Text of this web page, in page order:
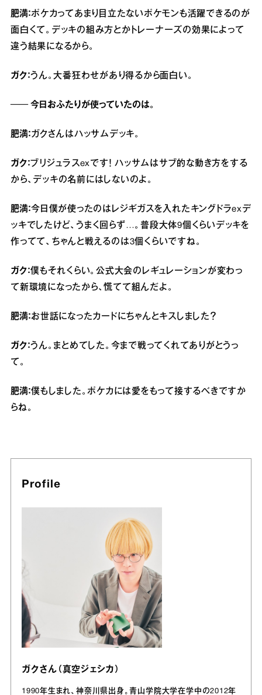
肥満：ポケカってあまり目立たないポケモンも活躍できるのが
面白くて。デッキの組み方とかトレーナーズの効果によって
違う結果になるから。
ガク：うん。大番狂わせがあり得るから面白い。
── 今日おふたりが使っていたのは。
肥満：ガクさんはハッサムデッキ。
ガク： ブリジュラスexです！ ハッサムはサブ的な動き方をする
から、デッキの名前にはしないのよ。
肥満：今日僕が使ったのはレジギガスを入れたキングドラexデ
ッキでしたけど、うまく回らず…。普段大体9個くらいデッキを
作ってて、ちゃんと戦えるのは3個くらいですね。
ガク：僕もそれくらい。公式大会のレギュレーションが変わっ
て新環境になったから、慌てて組んだよ。
肥満：お世話になったカードにちゃんとキスしました？
ガク：うん。まとめてした。今まで戦ってくれてありがとうっ
て。
肥満：僕もしました。ポケカには愛をもって接するべきですか
らね。
Profile
ガクさん（真空ジェシカ）
1990年生まれ、神奈川県出身。青山学院大学在学中の2012年